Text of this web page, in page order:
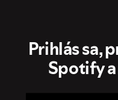
Prihlás sa,
Spotify